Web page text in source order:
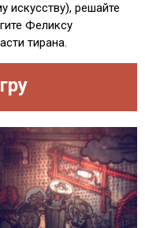
искусству), решайте
Феликсу
тирана.